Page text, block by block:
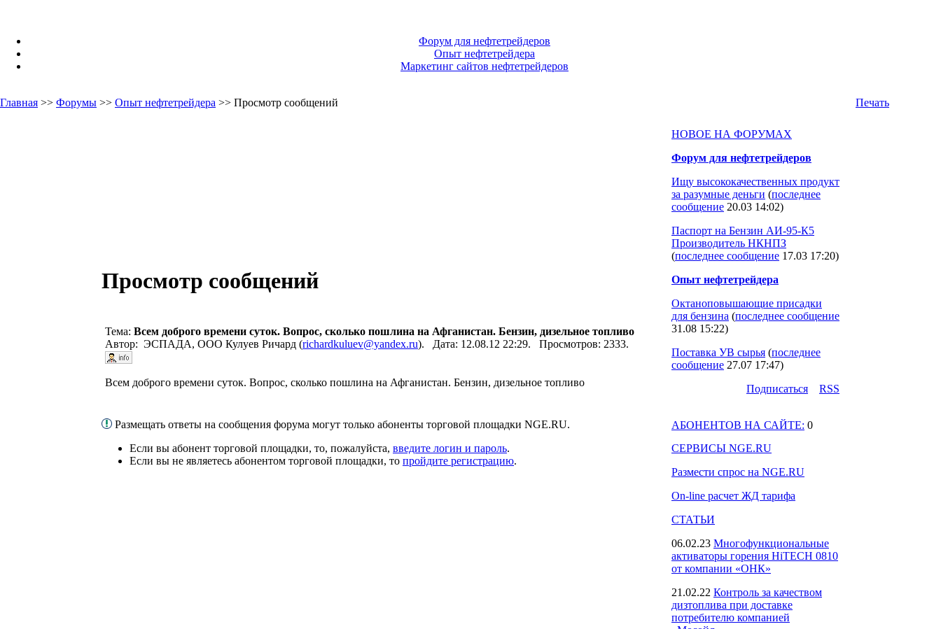
Форум для нефтетрейдеров
Опыт нефтетрейдера
Маркетинг сайтов нефтетрейдеров
Главная >> Форумы >> Опыт нефтетрейдера >> Просмотр сообщений Печать
Просмотр сообщений
Тема: Всем доброго времени суток. Вопрос, сколько пошлина на Афганистан. Бензин, дизельное топливо
Автор: ЭСПАДА, ООО Кулуев Ричард (richardkuluev@yandex.ru). Дата: 12.08.12 22:29. Просмотров: 2333.
Всем доброго времени суток. Вопрос, сколько пошлина на Афганистан. Бензин, дизельное топливо
Размещать ответы на сообщения форума могут только абоненты торговой площадки NGE.RU.
Если вы абонент торговой площадки, то, пожалуйста, введите логин и пароль.
Если вы не являетесь абонентом торговой площадки, то пройдите регистрацию.
НОВОЕ НА ФОРУМАХ
Форум для нефтетрейдеров
Ищу высококачественных продукт
за разумные деньги (последнее
сообщение 20.03 14:02)
Паспорт на Бензин АИ-95-К5
Производитель НКНПЗ
(последнее сообщение 17.03 17:20)
Опыт нефтетрейдера
Октаноповышающие присадки
для бензина (последнее сообщение
31.08 15:22)
Поставка УВ сырья (последнее
сообщение 27.07 17:47)
Подпиcаться
RSS
АБОНЕНТОВ НА САЙТЕ: 0
СЕРВИСЫ NGE.RU
Размести спрос на NGE.RU
On-line расчет ЖД тарифа
СТАТЬИ
06.02.23 Многофункциональные
активаторы горения HiTECH 0810
от компании «ОНК»
21.02.22 Контроль за качеством
дизтоплива при доставке
потребителю компанией